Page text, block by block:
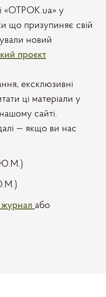
«ОТРОК.ua» у
що призупиняє свій
новий
проєкт
ексклюзивні
ці матеріали у
сайті.
— якщо ви нас
Ю.М.)
журнал або